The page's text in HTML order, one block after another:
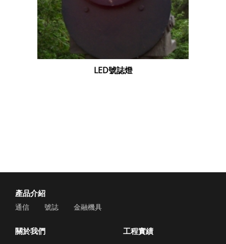
LED號誌燈
產品介紹
通信 號誌 金融機具
關於我們 工程實績